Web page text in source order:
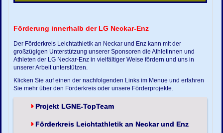
Förderung innerhalb der LG Neckar-Enz
Der Förderkreis Leichtathletik an Neckar und Enz kann mit der
großzügigen Unterstützung unserer Sponsoren die Athletinnen und
Athleten der LG Neckar-Enz in vielfältiger Weise fördern und uns in
unserer Arbeit unterstützen.
Klicken Sie auf einen der nachfolgenden Links im Menue und erfahren
Sie mehr über den Förderkreis oder unsere Förderprojekte.
Projekt LGNE-TopTeam
Förderkreis Leichtathletik an Neckar und Enz